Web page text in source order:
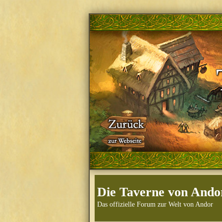
Die Taverne von
Das offizielle Forum zur Welt von Andor